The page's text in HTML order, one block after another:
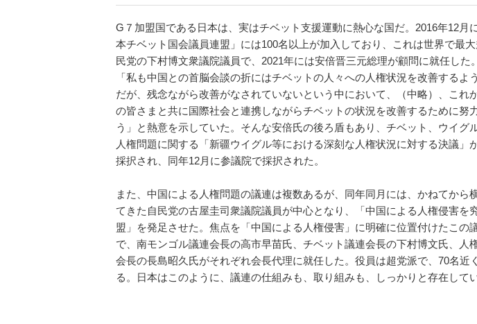
G７加盟国である日本は、実はチベット支援運動に熱心な国だ。2016年12月
本チベット国会議員連盟」には100名以上が加入しており、これは世界で最
民党の下村博文衆議院議員で、2021年には安倍晋三元総理が顧問に就任した
「私も中国との首脳会談の折にはチベットの人々への人権状況を改善するよ
だが、残念ながら改善がなされていないという中において、（中略）、これ
の皆さまと共に国際社会と連携しながらチベットの状況を改善するために努
う」と熱意を示していた。そんな安倍氏の後ろ盾もあり、チベット、ウイグ
人権問題に関する「新疆ウイグル等における深刻な人権状況に対する決議」
採択され、同年12月に参議院で採択された。
また、中国による人権問題の議連は複数あるが、同年同月には、かねてから
てきた自民党の古屋圭司衆議院議員が中心となり、「中国による人権侵害を
盟」を発足させた。焦点を「中国による人権侵害」に明確に位置付けたこの
で、南モンゴル議連会長の高市早苗氏、チベット議連会長の下村博文氏、人
会長の長島昭久氏がそれぞれ会長代理に就任した。役員は超党派で、70名近
る。日本はこのように、議連の仕組みも、取り組みも、しっかりと存在して